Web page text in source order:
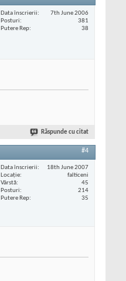
Data înscrierii
7th June 2006
Posturi
381
Putere Rep
38
Răspunde cu citat
#4
Data înscrierii
18th June 2007
Locaţie
falticeni
Vârstă
45
Posturi
214
Putere Rep
35